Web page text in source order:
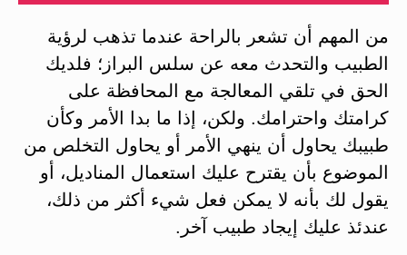
من المهم أن تشعر بالراحة عندما تذهب لرؤية
الطبيب والتحدث معه عن سلس البراز؛ فلديك
الحق في تلقي المعالجة مع المحافظة على
كرامتك واحترامك. ولكن، إذا ما بدا الأمر وكأن
طبيبك يحاول أن ينهي الأمر أو يحاول التخلص من
الموضوع بأن يقترح عليك استعمال المناديل، أو
يقول لك بأنه لا يمكن فعل شيء أكثر من ذلك،
عندئذ عليك إيجاد طبيب آخر.